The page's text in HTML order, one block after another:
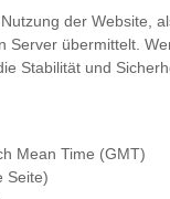
der Website,
Server übermittelt.
Stabilität und
Mean Time (GMT)
Seite)